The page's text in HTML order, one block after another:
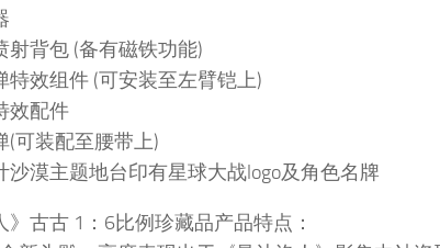
射背包 (备有磁铁功能)
特效组件 (可安装至左臂铠上)
效配件
(可装配至腰带上)
沙漠主题地台印有星球大战logo及角色名牌
》古古 1：6比例珍藏品产品特点：